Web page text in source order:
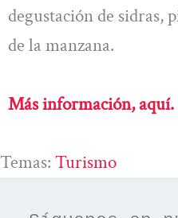
degustación de sidras,
de la manzana.
Más información, aquí.
Temas: Turismo